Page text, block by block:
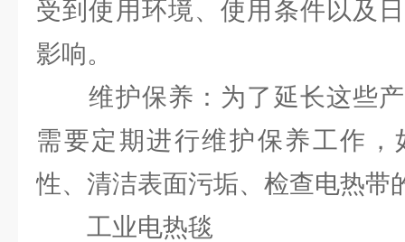
受到使用环境、使用条件以及
影响。
维护保养：为了延长这些产
需要定期进行维护保养工作
性、清洁表面污垢、检查电热带
工业电热毯